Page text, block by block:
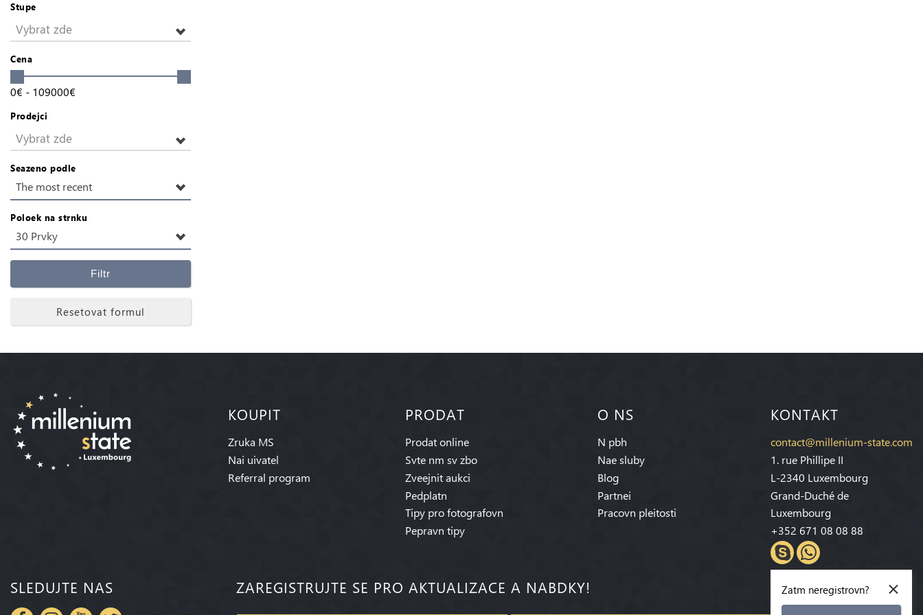
Stupe
Vybrat zde
Cena
0€ - 109000€
Prodejci
Vybrat zde
Seazeno podle
The most recent
Poloek na strnku
30 Prvky
Filtr
Resetovat formul
KOUPIT
Zruka MS
Nai uivatel
Referral program
PRODAT
Prodat online
Svte nm sv zbo
Zveejnit aukci
Pedplatn
Tipy pro fotografovn
Pepravn tipy
O NS
N pbh
Nae sluby
Blog
Partnei
Pracovn pleitosti
KONTAKT
contact@millenium-state.com
1. rue Phillipe II
L-2340 Luxembourg
Grand-Duché de
Luxembourg
+352 671 08 08 88
SLEDUJTE NAS ZAREGISTRUJTE SE PRO AKTUALIZACE A NABDKY! ×
Zatm neregistrovn?